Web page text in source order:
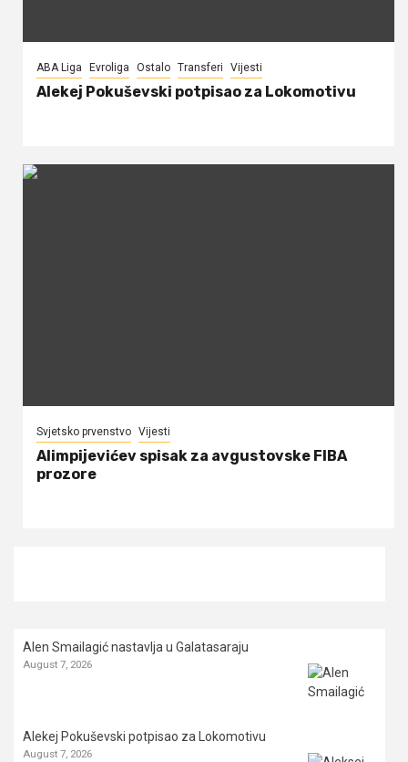
ABA Liga Evroliga Ostalo Transferi Vijesti
Alekej Pokuševski potpisao za Lokomotivu
Svjetsko prvenstvo Vijesti
Alimpijevićev spisak za avgustovske FIBA
prozore
Alen Smailagić nastavlja u Galatasaraju
August 7, 2026
Alekej Pokuševski potpisao za Lokomotivu
August 7, 2026